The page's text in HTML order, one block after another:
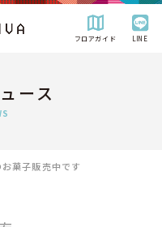
フロアガイド LINE
ース
菓子販売中です